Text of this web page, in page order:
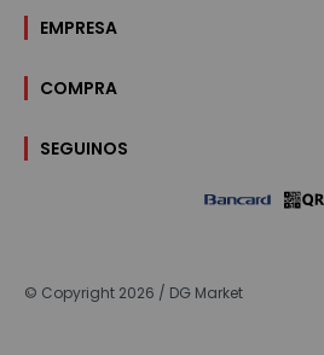
EMPRESA
COMPRA
SEGUINOS
© Copyright 2026 / DG Market